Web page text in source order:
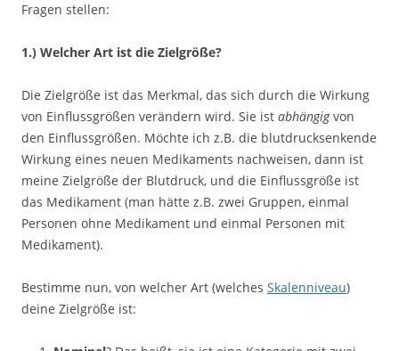
Fragen stellen:
1.) Welcher Art ist die Zielgröße?
Die Zielgröße ist das Merkmal, das sich durch die Wirkung
von Einflussgrößen verändern wird. Sie ist abhängigvon
den Einflussgrößen. Möchte ich z.B. die blutdrucksenkende
Wirkung eines neuen Medikaments nachweisen, dann ist
meine Zielgröße der Blutdruck, und die Einflussgröße ist
das Medikament (man hätte z.B. zwei Gruppen, einmal
Personen ohne Medikament und einmal Personen mit
Medikament).
Bestimme nun, von welcher Art (welches Skalenniveau)
deine Zielgröße ist: